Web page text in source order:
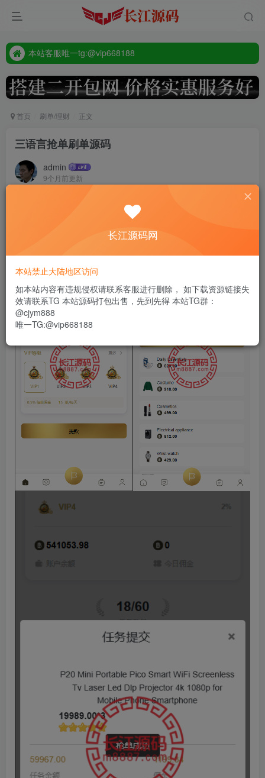
本站客服唯一tg:@vip668188
本站客服唯一tg:@vip668188
首页 刷单/理财 正文
三语言抢单刷单源码
admin
9个月前更新
长江源码网
本站禁止大陆地区访问
如本站内容有违规侵权请联系客服进行删除， 如下载资源链接失
效请联系TG 本站源码打包出售，先到先得 本站TG群：
@cjym888
唯一TG:@vip668188